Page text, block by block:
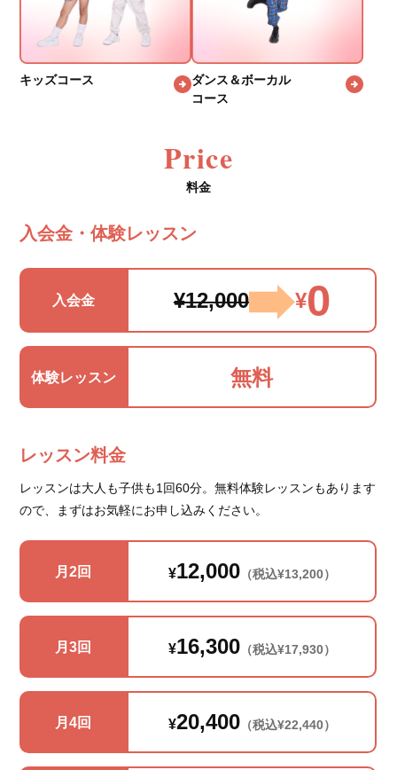
キッズコース
ダンス＆ボーカル
コース
Price
料金
入会金・体験レッスン
入会金 ¥12,000 ¥0
体験レッスン 無料
レッスン料金
レッスンは大人も子供も1回60分。無料体験レッスンもあります
ので、まずはお気軽にお申し込みください。
月2回 ¥12,000（税込¥13,200）
月3回 ¥16,300（税込¥17,930）
月4回 ¥20,400（税込¥22,440）